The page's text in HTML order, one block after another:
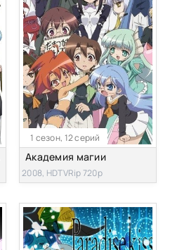
1 сезон, 12 серий
Академия магии
2008, HDTVRip 720p